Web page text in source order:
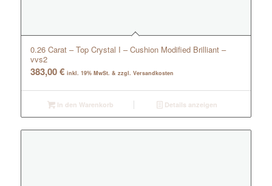
0.26 Carat – Top Crystal I – Cushion Modified Brilliant –
vvs2
383,00€ inkl. 19% MwSt. & zzgl. Versandkosten
In den Warenkorb Details anzeigen